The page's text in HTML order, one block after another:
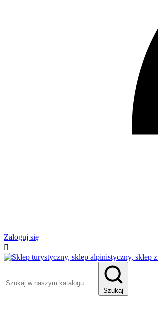
Zaloguj się

Szukaj